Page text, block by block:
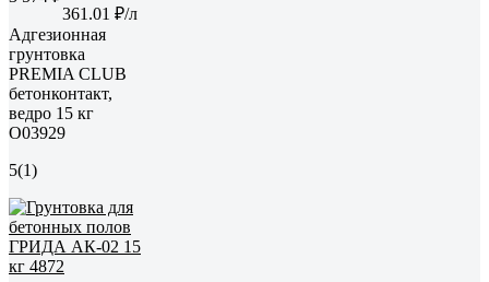
361.01 ₽/л
Адгезионная
грунтовка
PREMIA CLUB
бетонконтакт,
ведро 15 кг
О03929
5(1)